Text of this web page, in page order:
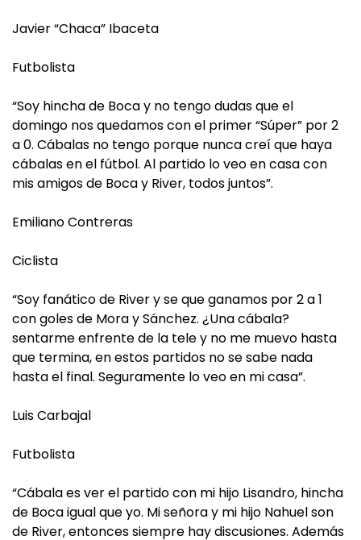
Javier “Chaca” Ibaceta
Futbolista
“Soy hincha de Boca y no tengo dudas que el
domingo nos quedamos con el primer “Súper” por 2
a 0. Cábalas no tengo porque nunca creí que haya
cábalas en el fútbol. Al partido lo veo en casa con
mis amigos de Boca y River, todos juntos”.
Emiliano Contreras
Ciclista
“Soy fanático de River y se que ganamos por 2 a 1
con goles de Mora y Sánchez. ¿Una cábala?
sentarme enfrente de la tele y no me muevo hasta
que termina, en estos partidos no se sabe nada
hasta el final. Seguramente lo veo en mi casa”.
Luis Carbajal
Futbolista
“Cábala es ver el partido con mi hijo Lisandro, hincha
de Boca igual que yo. Mi señora y mi hijo Nahuel son
de River, entonces siempre hay discusiones. Además